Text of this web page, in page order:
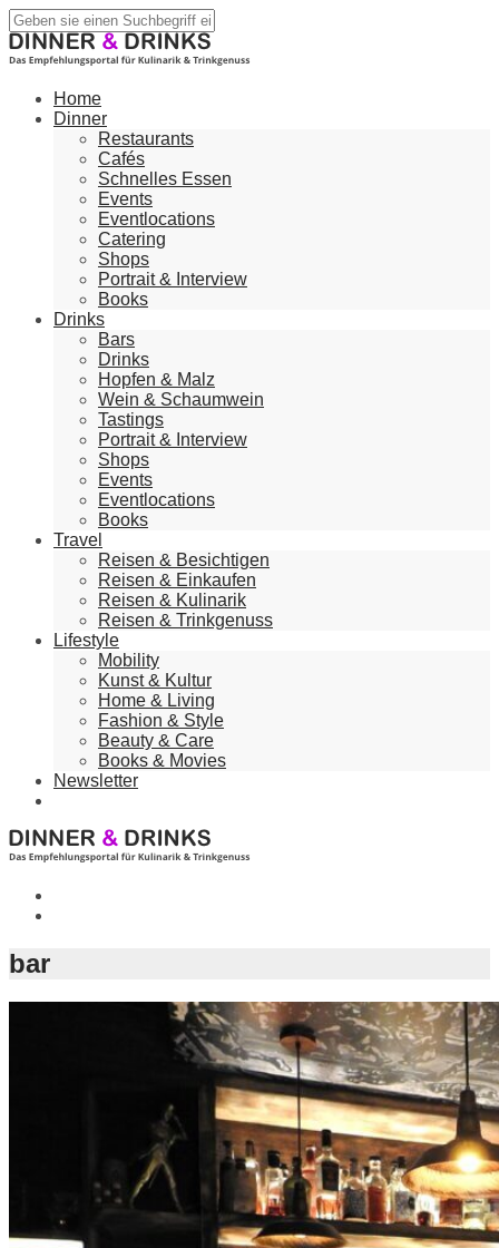
Home
Dinner
Restaurants
Cafés
Schnelles Essen
Events
Eventlocations
Catering
Shops
Portrait & Interview
Books
Drinks
Bars
Drinks
Hopfen & Malz
Wein & Schaumwein
Tastings
Portrait & Interview
Shops
Events
Eventlocations
Books
Travel
Reisen & Besichtigen
Reisen & Einkaufen
Reisen & Kulinarik
Reisen & Trinkgenuss
Lifestyle
Mobility
Kunst & Kultur
Home & Living
Fashion & Style
Beauty & Care
Books & Movies
Newsletter
bar